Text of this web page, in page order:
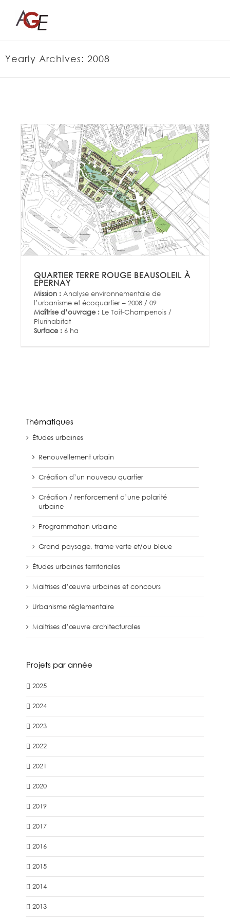
content
Yearly Archives: 2008
QUARTIER TERRE ROUGE BEAUSOLEIL À
EPERNAY
Mission :Analyse environnementale de
l’urbanisme et écoquartier – 2008 / 09
Maîtrise d’ouvrage :Le Toit-Champenois /
Plurihabitat
Surface :6 ha
Thématiques
Études urbaines
Renouvellement urbain
Création d’un nouveau quartier
Création / renforcement d’une polarité
urbaine
Programmation urbaine
Grand paysage, trame verte et/ou bleue
Études urbaines territoriales
Maitrises d’œuvre urbaines et concours
Urbanisme réglementaire
Maitrises d’œuvre architecturales
Projets par année
2025
2024
2023
2022
2021
2020
2019
2017
2016
2015
2014
2013